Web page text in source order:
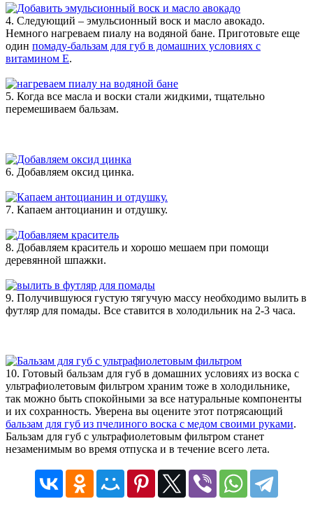
4. Следующий – эмульсионный воск и масло авокадо.
Немного нагреваем пиалу на водяной бане. Приготовьте еще
один помаду-бальзам для губ в домашних условиях с
витамином Е.
5. Когда все масла и воски стали жидкими, тщательно
перемешиваем бальзам.
6. Добавляем оксид цинка.
7. Капаем антоцианин и отдушку.
8. Добавляем краситель и хорошо мешаем при помощи
деревянной шпажки.
9. Получившуюся густую тягучую массу необходимо вылить в
футляр для помады. Все ставится в холодильник на 2-3 часа.
10. Готовый бальзам для губ в домашних условиях из воска с
ультрафиолетовым фильтром храним тоже в холодильнике,
так можно быть спокойными за все натуральные компоненты
и их сохранность. Уверена вы оцените этот потрясающий
бальзам для губ из пчелиного воска с медом своими руками.
Бальзам для губ с ультрафиолетовым фильтром станет
незаменимым во время отпуска и в течение всего лета.